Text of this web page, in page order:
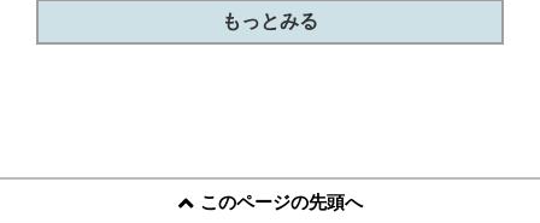
もっとみる
このページの先頭へ